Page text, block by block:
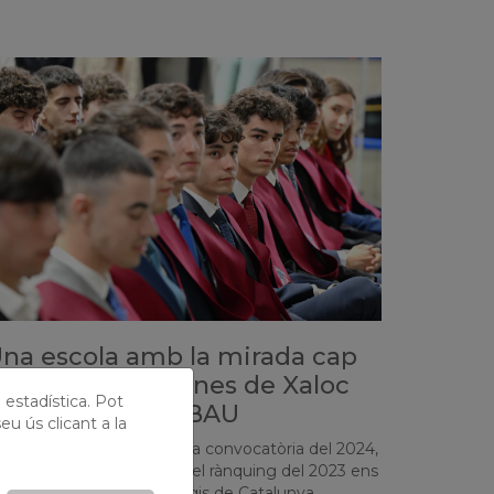
escola amb la mirada cap
al futur: els alumnes de Xaloc
en la EBAU
de conèixer la nova convocatòria del 2024,
amb alegria que el rànquing del 2023 ens
estadística. Pot
ús clicant a la